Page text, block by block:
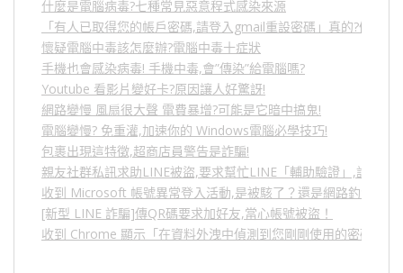
什麼是電腦病毒?七種常見惡意程式感染來源
「有人已取得您的帳戶密碼,請登入gmail重設密碼」真的?假的?5
懷疑電腦中毒該怎麼辦?電腦中毒十症狀
手機也會感染病毒! 手機中毒,會”傳染”給電腦嗎?
Youtube 看影片變好卡?原因讓人好驚訝!
網路變慢 風扇很大聲 電費暴增?可能是它暗中搞鬼!
電腦變慢? 免重灌,加速你的 Windows電腦必學技巧!
包裹出現這特徵,超商店員警告是詐騙!
親友社群私訊求助LINE被盜,要求幫忙LINE「輔助驗證」,詐騙
收到 Microsoft 帳號異常登入活動,是被駭了？還是網路釣魚？
[新型 LINE 詐騙]傳QR碼要求加好友,當心帳號被盜！
收到 Chrome 顯示「在資料外洩中偵測到您剛剛使用的密碼」